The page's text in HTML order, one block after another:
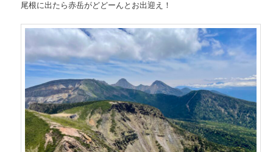
尾根に出たら赤岳がどどーんとお出迎え！